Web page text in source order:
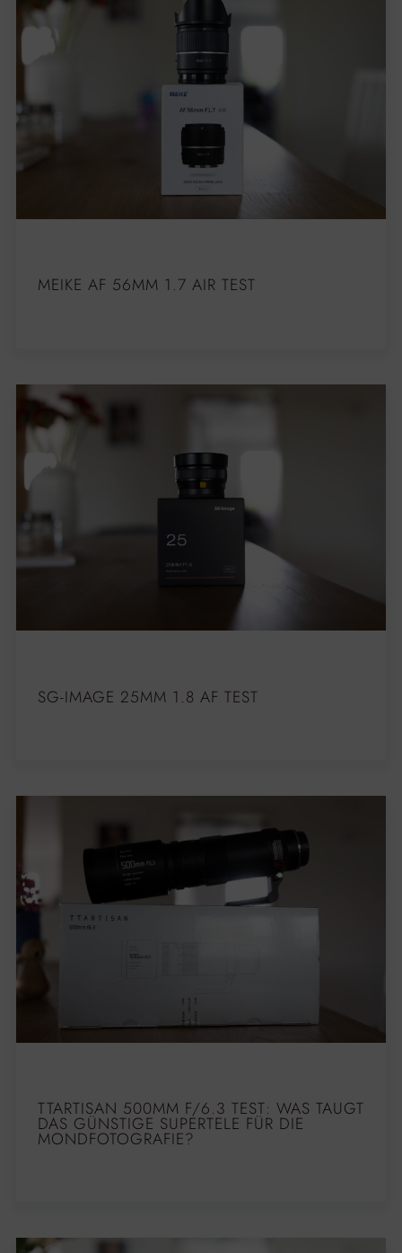
MEIKE AF 56MM 1.7 AIR TEST
SG-IMAGE 25MM 1.8 AF TEST
TTARTISAN 500MM F/6.3 TEST: WAS TAUGT
DAS GÜNSTIGE SUPERTELE FÜR DIE
MONDFOTOGRAFIE?